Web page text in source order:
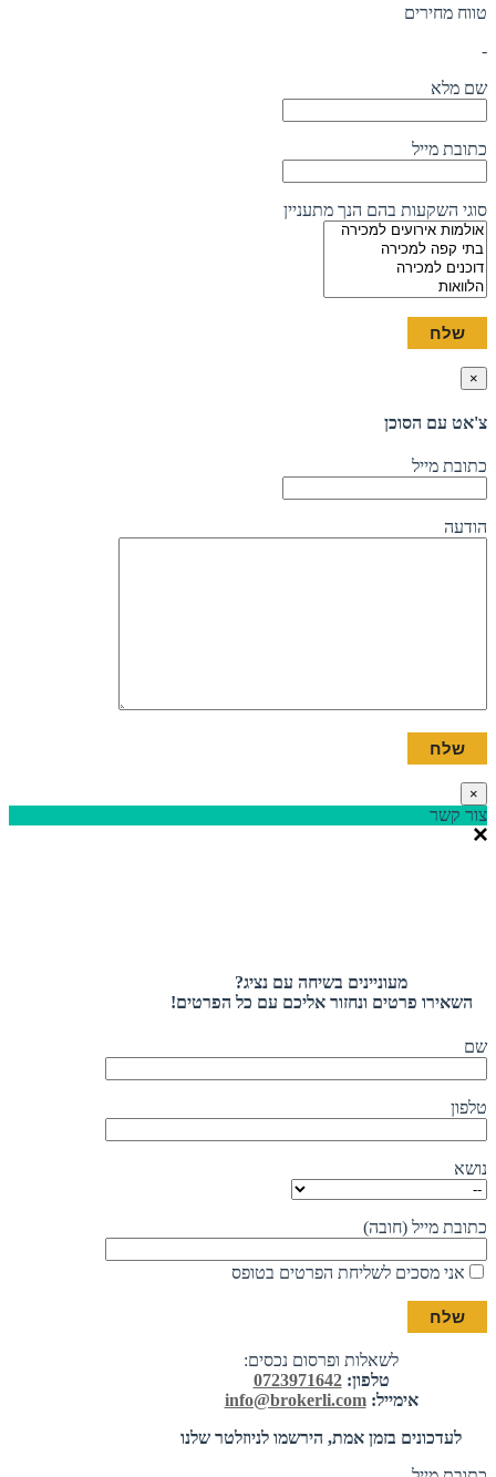
טווח מחירים
-
שם מלא
כתובת מייל
סוגי השקעות בהם הנך מתעניין
×
צ'אט עם הסוכן
כתובת מייל
הודעה
×
צור קשר
מעוניינים בשיחה עם נציג?
השאירו פרטים ונחזור אליכם עם כל הפרטים!
שם
טלפון
נושא
כתובת מייל (חובה)
אני מסכים לשליחת הפרטים בטופס
לשאלות ופרסום נכסים:
טלפון:0723971642
אימייל:info@brokerli.com
לעדכונים בזמן אמת, הירשמו לניוזלטר שלנו